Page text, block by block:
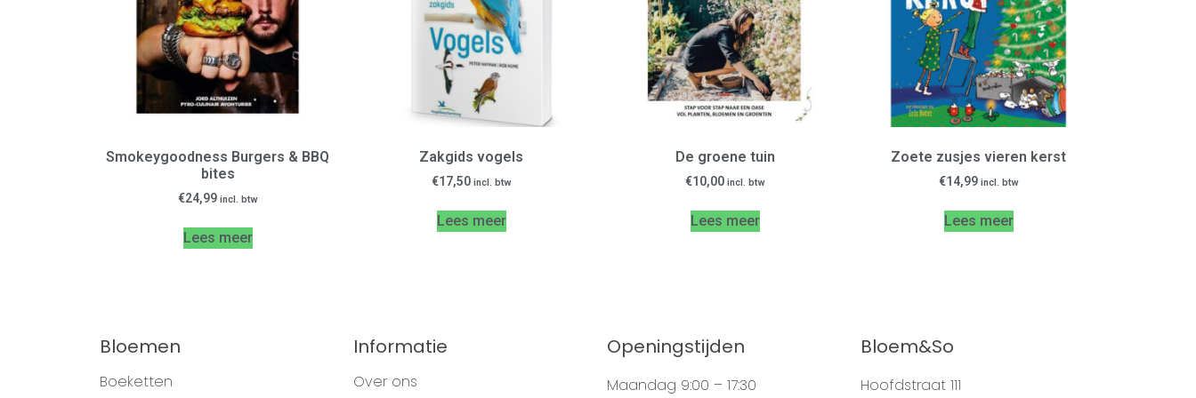
Smokeygoodness Burgers & BBQ
bites
€24,99 incl. btw
Lees meer
Zakgids vogels
€17,50 incl. btw
Lees meer
De groene tuin
€10,00 incl. btw
Lees meer
Zoete zusjes vieren kerst
€14,99 incl. btw
Lees meer
Bloemen
Boeketten
Informatie
Over ons
Openingstijden
Maandag 9:00 – 17:30
Bloem&So
Hoofdstraat 111